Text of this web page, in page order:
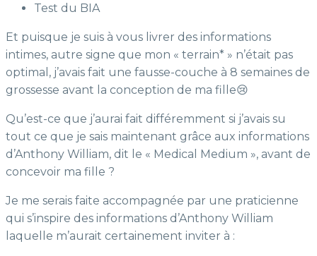
Test du BIA
Et puisque je suis à vous livrer des informations
intimes, autre signe que mon « terrain* » n’était pas
optimal, j’avais fait une fausse-couche à 8 semaines de
grossesse avant la conception de ma fille😢
Qu’est-ce que j’aurai fait différemment si j’avais su
tout ce que je sais maintenant grâce aux informations
d’Anthony William, dit le « Medical Medium », avant de
concevoir ma fille ?
Je me serais faite accompagnée par une praticienne
qui s’inspire des informations d’Anthony William
laquelle m’aurait certainement inviter à :